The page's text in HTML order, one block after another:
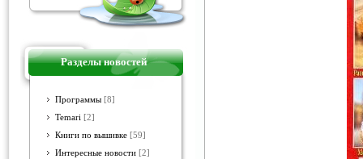
Разделы новостей
Программы [8]
Temari [2]
Книги по вышивке [59]
Интересные новости [2]